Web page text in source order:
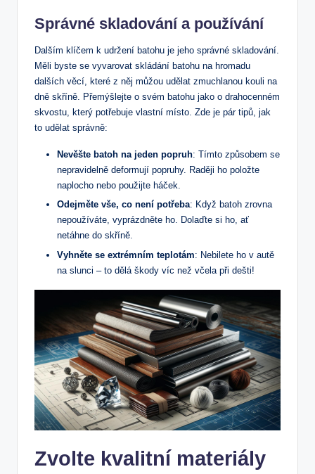
Správné skladování a používání
Dalším klíčem k udržení batohu je jeho správné skladování.
Měli byste ⁤se vyvarovat skládání batohu na hromadu ​
dalších věcí, které⁤ z něj můžou ‍udělat zmuchlanou kouli na
dně skříně. Přemýšlejte o svém batohu jako o drahocenném
skvostu, který‌ potřebuje vlastní místo. Zde je pár tipů, jak
to udělat správně:
Nevěšte batoh na jeden popruh: Tímto způsobem se
nepravidelně deformují popruhy. Raději ho položte ​
naplocho nebo použijte háček.
Odejměte ⁤vše,⁣ co není potřeba: Když‌ batoh ‍zrovna‌
nepoužíváte, ⁣vyprázdněte ho. Dolaďte si ho, ať
netáhne ​do skříně.
Vyhněte se⁤ extrémním teplotám: Nebilete ⁣ho ⁤v autě
na slunci – to dělá škody víc než včela⁣ při ​dešti!
Zvolte kvalitní materiály